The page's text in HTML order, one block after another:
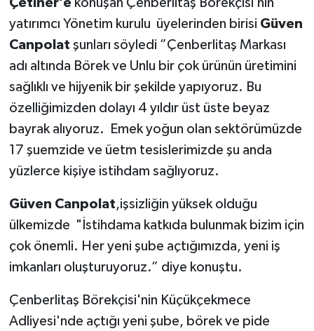
yatırımcı Yönetim kurulu üyelerinden birisi Güven
Canpolat şunları söyledi ”Çenberlitaş Markası
adı altında Börek ve Unlu bir çok ürünün üretimini
sağlıklı ve hijyenik bir şekilde yapıyoruz. Bu
özelliğimizden dolayı 4 yıldır üst üste beyaz
bayrak alıyoruz. Emek yoğun olan sektörümüzde
17 şuemzide ve üetm tesislerimizde şu anda
yüzlerce kişiye istihdam sağlıyoruz.
Güven Canpolat,işsizliğin yüksek olduğu
ülkemizde "İstihdama katkıda bulunmak bizim için
çok önemli. Her yeni şube açtığımızda, yeni iş
imkanları oluşturuyoruz.” diye konuştu.
Çenberlitaş Börekçisi'nin Küçükçekmece
Adliyesi'nde açtığı yeni şube, börek ve pide